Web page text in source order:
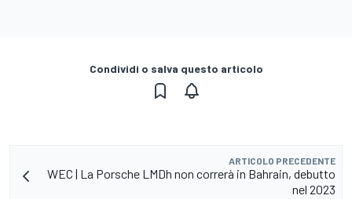
Condividi o salva questo articolo
ARTICOLO PRECEDENTE
WEC | La Porsche LMDh non correrà in Bahrain, debutto
nel 2023